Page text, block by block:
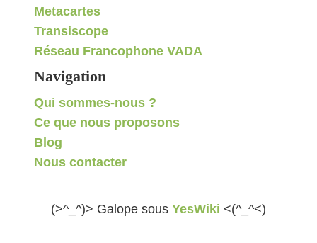
Metacartes
Transiscope
Réseau Francophone VADA
Navigation
Qui sommes-nous ?
Ce que nous proposons
Blog
Nous contacter
(>^_^)> Galope sous YesWiki <(^_^<)